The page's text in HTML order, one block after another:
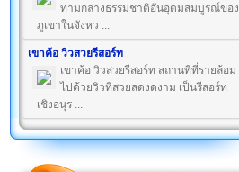
ท่ามกลางธรรมชาติอันอุดมสมบูรณ์ของ
ภูเขาในจังหว ...
เขาค้อ วิวสวยรีสอร์ท
เขาค้อ วิวสวยรีสอร์ท สถานที่ที่รายล้อม
ไปด้วยวิวที่สวยสดงดงาม เป็นรีสอร์ท
เชิงอนุร ...